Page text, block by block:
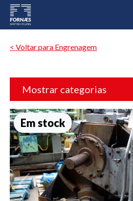
< Voltar para Engrenagem
Mostrar categorias
Em stock